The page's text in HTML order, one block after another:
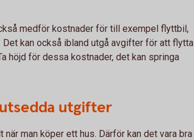
medför kostnader för till exempel flyttbil,
kan också ibland utgå avgifter för att flytta
höjd för dessa kostnader, det kan springa
utgifter
när man köper ett hus. Därför kan det vara bra